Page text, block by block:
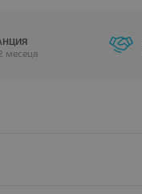
месеца